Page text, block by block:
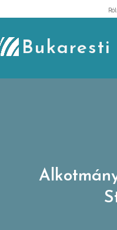
to
content
Bukaresti